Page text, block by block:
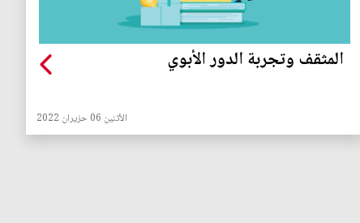
المثقف وتجربة الدور الأبوي
الأثنين 06 حزيران 2022